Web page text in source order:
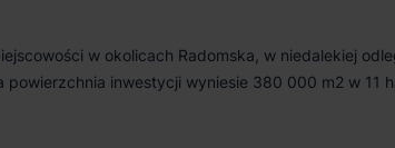
w okolicach Radomska, w niedalekiej
inwestycji wyniesie 380 000 m2 w 11